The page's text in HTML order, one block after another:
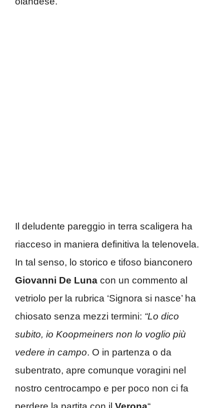
Il deludente pareggio in terra scaligera ha
riacceso in maniera definitiva la telenovela.
In tal senso, lo storico e tifoso bianconero
Giovanni De Luna con un commento al
vetriolo per la rubrica ‘Signora si nasce’ ha
chiosato senza mezzi termini: “Lo dico
subito, io Koopmeiners non lo voglio più
vedere in campo. O in partenza o da
subentrato, apre comunque voragini nel
nostro centrocampo e per poco non ci fa